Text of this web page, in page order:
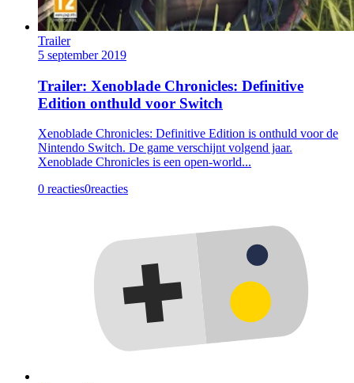
Trailer
5 september 2019
Trailer: Xenoblade Chronicles: Definitive
Edition onthuld voor Switch
Xenoblade Chronicles: Definitive Edition is onthuld voor de
Nintendo Switch. De game verschijnt volgend jaar.
Xenoblade Chronicles is een open-world...
0 reacties0reacties